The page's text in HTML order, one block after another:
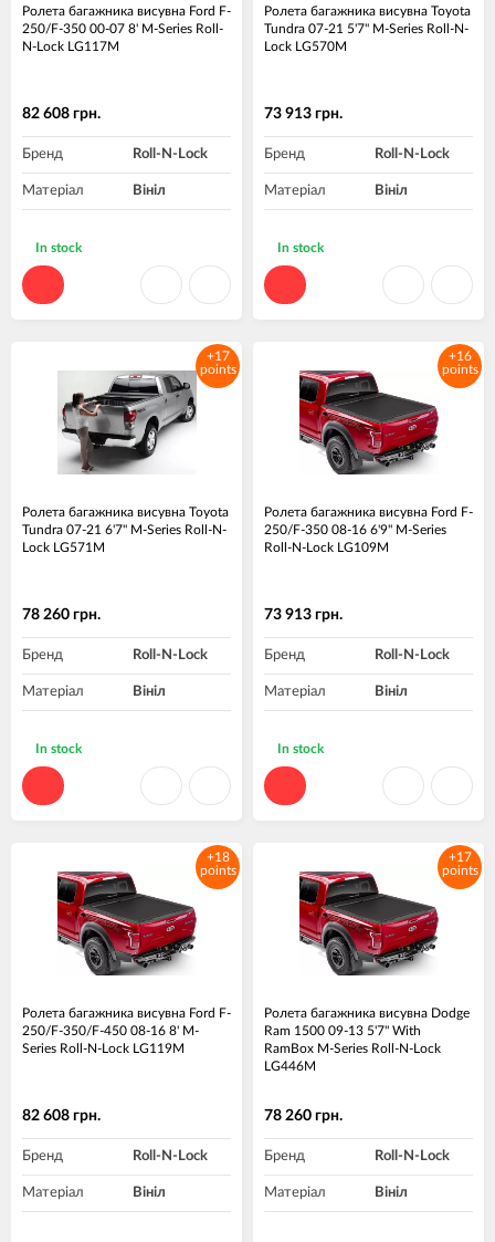
Ролета багажника висувна Ford F-
250/F-350 00-07 8' M-Series Roll-
N-Lock LG117M
82 608 грн.
Бренд Roll-N-Lock
Матеріал Вініл
In stock
Ролета багажника висувна Toyota
Tundra 07-21 5'7" M-Series Roll-N-
Lock LG570M
73 913 грн.
Бренд Roll-N-Lock
Матеріал Вініл
In stock
+17
points
Ролета багажника висувна Toyota
Tundra 07-21 6'7" M-Series Roll-N-
Lock LG571M
78 260 грн.
Бренд Roll-N-Lock
Матеріал Вініл
In stock
+16
points
Ролета багажника висувна Ford F-
250/F-350 08-16 6'9" M-Series
Roll-N-Lock LG109M
73 913 грн.
Бренд Roll-N-Lock
Матеріал Вініл
In stock
+18
points
Ролета багажника висувна Ford F-
250/F-350/F-450 08-16 8' M-
Series Roll-N-Lock LG119M
82 608 грн.
Бренд Roll-N-Lock
Матеріал Вініл
+17
points
Ролета багажника висувна Dodge
Ram 1500 09-13 5'7" With
RamBox M-Series Roll-N-Lock
LG446M
78 260 грн.
Бренд Roll-N-Lock
Матеріал Вініл